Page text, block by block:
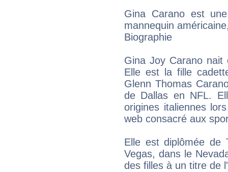
Gina Carano est
mannequin
Biographie
Gina Joy Carano nait
Elle est la fille
Glenn Thomas
de Dallas en NFL.
origines italiennes
web consacré aux
Elle est diplômée de
Vegas, dans le
des filles à un titre de